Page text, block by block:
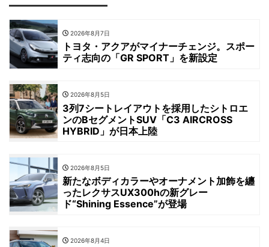
2026年8月7日
トヨタ・アクアがマイナーチェンジ。スポー
ティ志向の「GR SPORT」を新設定
2026年8月5日
3列7シートレイアウトを採用したシトロエ
ンのBセグメントSUV「C3 AIRCROSS
HYBRID」が日本上陸
2026年8月5日
新たなボディカラーやオーナメント加飾を纏
ったレクサスUX300hの新グレー
ド“Shining Essence”が登場
2026年8月4日